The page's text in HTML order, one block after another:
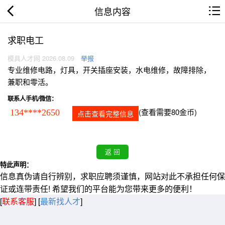
信息内容
求职电工
模具人才网 2026.08.09 举报
专业维修电路，灯具，开关插座安装，水电维修，故障排除，
兼职和零活。
联系人手机/微信：
134****2650 点击查看完整信息 (查看需要80金币)
特此声明：
信息真伪请自行辨别，求职应聘须谨慎，网站对此不承担任何保
证或连带责任! 希望我们的平台能为您带来更多的便利！
[联系客服] [最新找人才]